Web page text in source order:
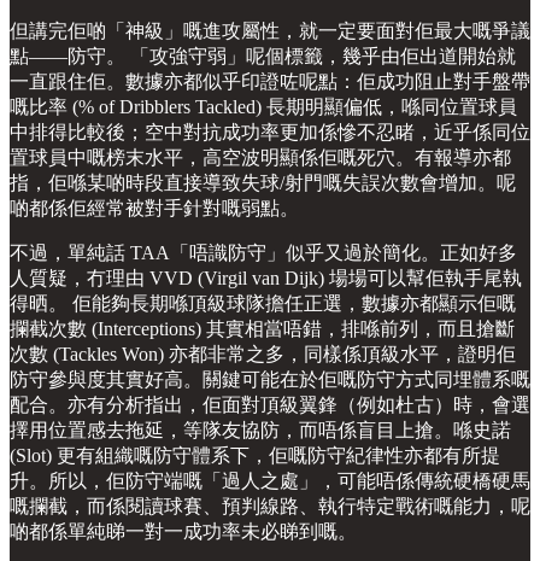
但講完佢啲「神級」嘅進攻屬性，就一定要面對佢最大嘅爭議
點——防守。 「攻強守弱」呢個標籤，幾乎由佢出道開始就
一直跟住佢。數據亦都似乎印證咗呢點：佢成功阻止對手盤帶
嘅比率 (% of Dribblers Tackled) 長期明顯偏低，喺同位置球員
中排得比較後；空中對抗成功率更加係慘不忍睹，近乎係同位
置球員中嘅榜末水平，高空波明顯係佢嘅死穴。有報導亦都
指，佢喺某啲時段直接導致失球/射門嘅失誤次數會增加。呢
啲都係佢經常被對手針對嘅弱點。
不過，單純話 TAA「唔識防守」似乎又過於簡化。正如好多
人質疑，冇理由 VVD (Virgil van Dijk) 場場可以幫佢執手尾執
得晒。 佢能夠長期喺頂級球隊擔任正選，數據亦都顯示佢嘅
攔截次數 (Interceptions) 其實相當唔錯，排喺前列，而且搶斷
次數 (Tackles Won) 亦都非常之多，同樣係頂級水平，證明佢
防守參與度其實好高。關鍵可能在於佢嘅防守方式同埋體系嘅
配合。亦有分析指出，佢面對頂級翼鋒（例如杜古）時，會選
擇用位置感去拖延，等隊友協防，而唔係盲目上搶。喺史諾
(Slot) 更有組織嘅防守體系下，佢嘅防守紀律性亦都有所提
升。所以，佢防守端嘅「過人之處」，可能唔係傳統硬橋硬馬
嘅攔截，而係閱讀球賽、預判線路、執行特定戰術嘅能力，呢
啲都係單純睇一對一成功率未必睇到嘅。